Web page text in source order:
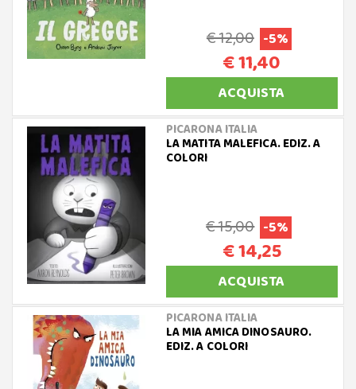
€ 12,00 -5%
€ 11,40
ACQUISTA
PICARONA ITALIA
LA MATITA MALEFICA. EDIZ. A
COLORI
€ 15,00 -5%
€ 14,25
ACQUISTA
PICARONA ITALIA
LA MIA AMICA DINOSAURO.
EDIZ. A COLORI